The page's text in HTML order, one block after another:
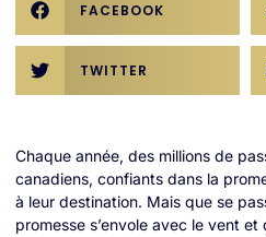
FACEBOOK
TWITTER
Chaque année, des millions de
canadiens, confiants dans la
à leur destination. Mais que se
promesse s’envole avec le vent et